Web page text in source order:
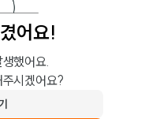
어요!
했어요.
시겠어요?